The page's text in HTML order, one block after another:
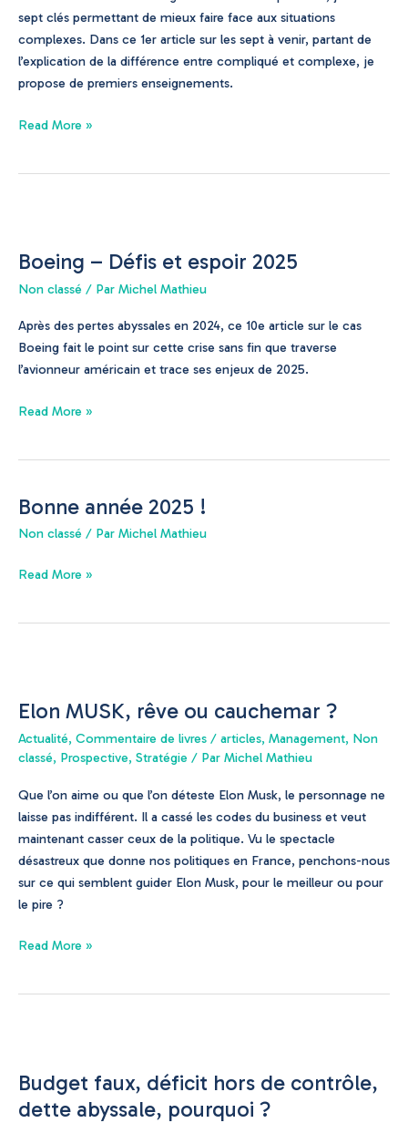
sept clés permettant de mieux faire face aux situations
complexes. Dans ce 1er article sur les sept à venir, partant de
l’explication de la différence entre compliqué et complexe, je
propose de premiers enseignements.
Read More »
Boeing – Défis et espoir 2025
Non classé / Par Michel Mathieu
Après des pertes abyssales en 2024, ce 10e article sur le cas
Boeing fait le point sur cette crise sans fin que traverse
l’avionneur américain et trace ses enjeux de 2025.
Défis
et
2025
Read More »
Bonne année 2025 !
Non classé / Par Michel Mathieu
Bonne
année
!Read More »
Elon MUSK, rêve ou cauchemar ?
Actualité, Commentaire de livres / articles, Management, Non
classé, Prospective, Stratégie / Par Michel Mathieu
Que l’on aime ou que l’on déteste Elon Musk, le personnage ne
laisse pas indifférent. Il a cassé les codes du business et veut
maintenant casser ceux de la politique. Vu le spectacle
désastreux que donne nos politiques en France, penchons-nous
sur ce qui semblent guider Elon Musk, pour le meilleur ou pour
le pire ?
rêve
ou
cauchemar
Read More »
Budget faux, déficit hors de contrôle,
dette abyssale, pourquoi ?
déficit
hors